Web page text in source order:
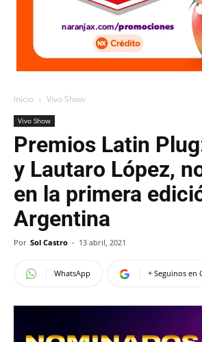
Inicio Vivo Show
Vivo Show
Premios Latin
y Lautaro López,
en la primera
Argentina
Por Sol Castro - 13 abril, 2021
WhatsApp + Seguinos en